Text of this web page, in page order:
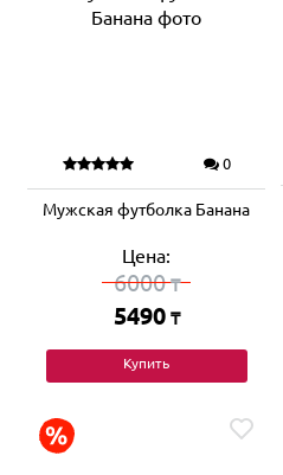
0
Мужская футболка Банана
Цена:
6000₸
5490 ₸
Купить